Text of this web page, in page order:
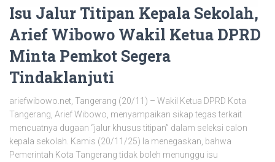
Isu Jalur Titipan Kepala Sekolah,
Arief Wibowo Wakil Ketua DPRD
Minta Pemkot Segera
Tindaklanjuti
ariefwibowo.net, Tangerang (20/11) – Wakil Ketua DPRD Kota
Tangerang, Arief Wibowo, menyampaikan sikap tegas terkait
mencuatnya dugaan “jalur khusus titipan” dalam seleksi calon
kepala sekolah. Kamis (20/11/25) Ia menegaskan, bahwa
Pemerintah Kota Tangerang tidak boleh menunggu isu